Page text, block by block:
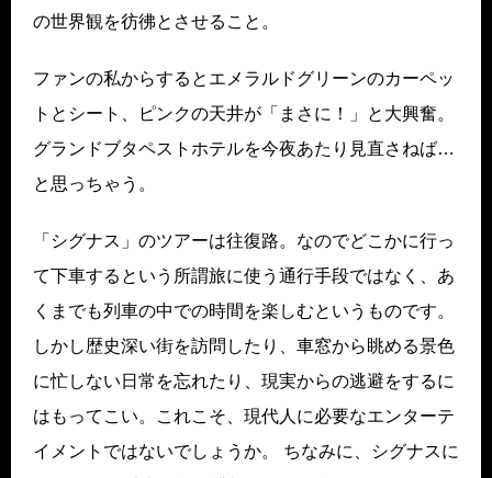
の世界観を彷彿とさせること。
ファンの私からするとエメラルドグリーンのカーペッ
トとシート、ピンクの天井が「まさに！」と大興奮。
グランドブタペストホテルを今夜あたり見直さねば…
と思っちゃう。
「シグナス」のツアーは往復路。なのでどこかに行っ
て下車するという所謂旅に使う通行手段ではなく、あ
くまでも列車の中での時間を楽しむというものです。
しかし歴史深い街を訪問したり、車窓から眺める景色
に忙しない日常を忘れたり、現実からの逃避をするに
はもってこい。これこそ、現代人に必要なエンターテ
イメントではないでしょうか。 ちなみに、シグナスに